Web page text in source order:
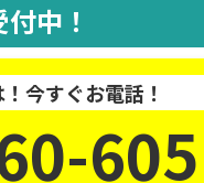
中！
今すぐお電話！
605